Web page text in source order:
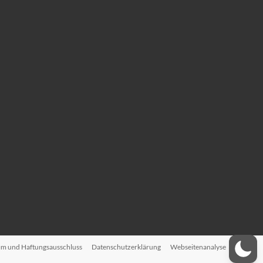
und Haftungsausschluss Datenschutzerklärung Webseitenanalyse